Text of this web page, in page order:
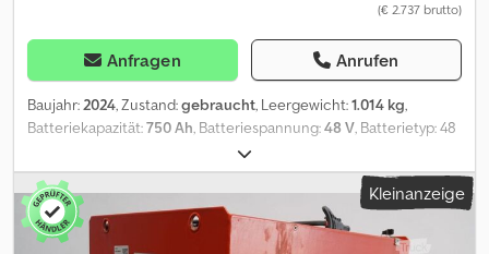
(€ 2.737 brutto)
Anfragen Anrufen
Baujahr:2024, Zustand:gebraucht, Leergewicht:1.014 kg,
Batteriekapazität:750 Ah, Batteriespannung:48 V, Batterietyp: 48
Volt, 6 PzS 750 Ah, Aquamatic-System für die Batterie, DIN-A-
Batteriekasten, Batterieabmessungen: 827 x 735 x 627 mm,
Fahrzeugstecker: MRC 160A, Wirkungsgrad: 91 %, gebrauchte 48-
V-GRUMA-Antriebsbatterie in einem Stahlkasten nach DIN A,
gefüllt und geladen, inklusive Kabel und Stecker MRC 160A.
Kleinanzeige